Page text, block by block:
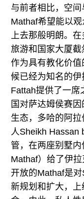
与前者相比，空
Mathaf希望能以
上去那般明朗。
旅游和国家大厦
作为具有教化价
候已经为知名的伊
Fattah提供了一席
国对萨达姆侯赛
生态，多哈的阿
人Sheikh Hassan
管，在两座别墅
Mathaf）给了伊
开放的Mathaf是
新规划和扩大，